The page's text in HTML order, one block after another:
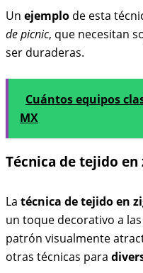
Un ejemplo de esta
de picnic, que necesitan
ser duraderas.
Cuántos equipos
MX
Técnica de tejido en
La técnica de tejido en
un toque decorativo a
patrón visualmente
otras técnicas para